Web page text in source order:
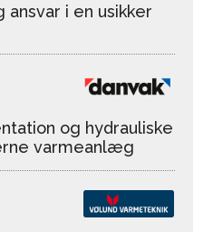
ansvar i en usikker
og hydrauliske
varmeanlæg